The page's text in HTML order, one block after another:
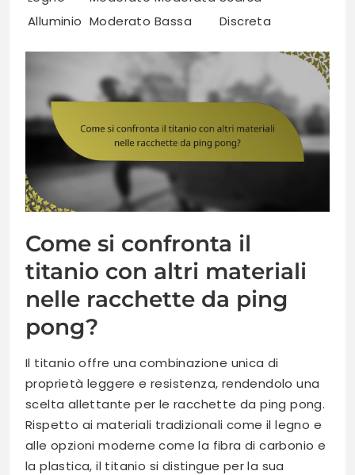
Alluminio Moderato Bassa Discreta
Come si confronta il
titanio con altri materiali
nelle racchette da ping
pong?
Il titanio offre una combinazione unica di
proprietà leggere e resistenza, rendendolo una
scelta allettante per le racchette da ping pong.
Rispetto ai materiali tradizionali come il legno e
alle opzioni moderne come la fibra di carbonio e
la plastica, il titanio si distingue per la sua